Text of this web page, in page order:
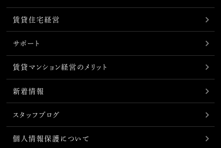
賃貸住宅経営
サポート
賃貸マンション経営のメリット
新着情報
スタッフブログ
個人情報保護について